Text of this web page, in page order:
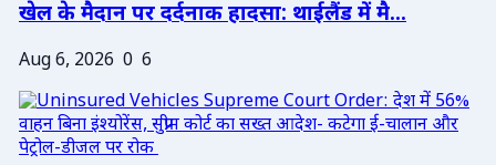
खेल के मैदान पर दर्दनाक हादसा: थाईलैंड में मै...
Aug 6, 2026 0 6